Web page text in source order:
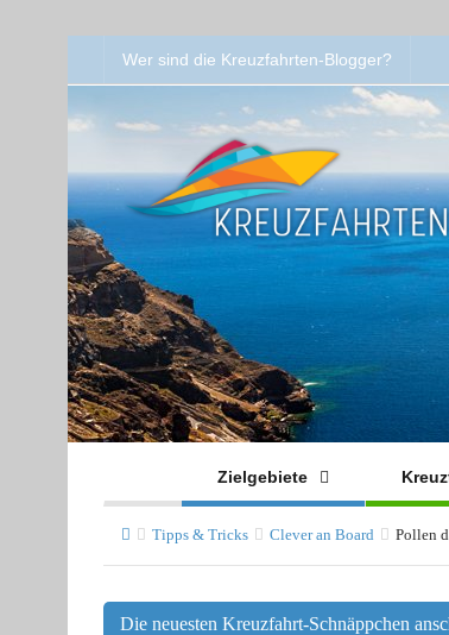
Wer sind die Kreuzfahrten-Blogger?
Zielgebiete
Tipps & Tricks Clever an Board Pollen
Die neuesten Kreuzfahrt-Schnäppchen